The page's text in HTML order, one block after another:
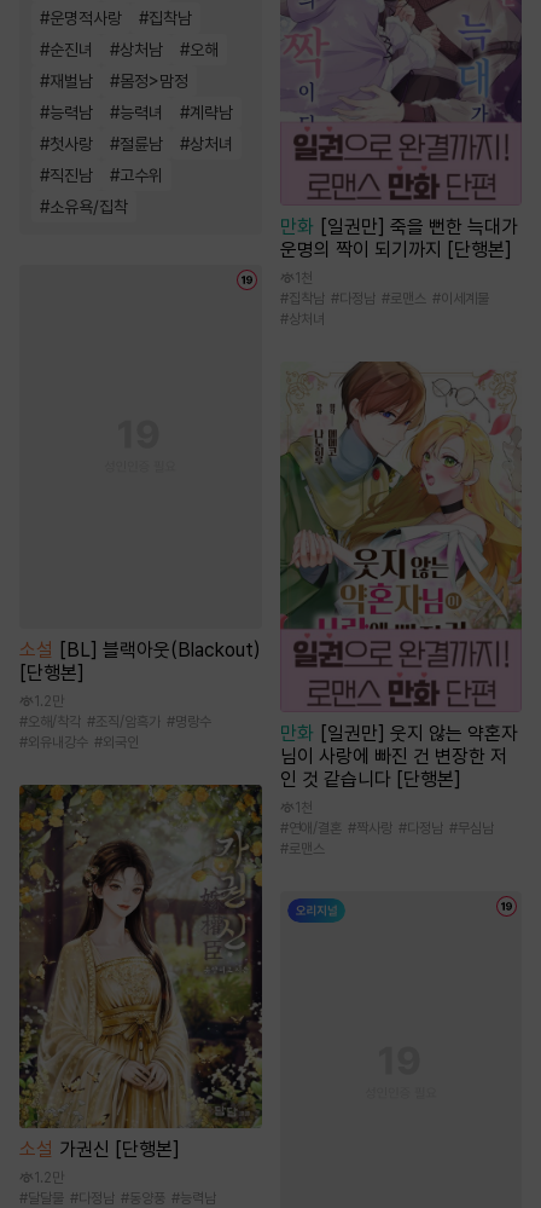
#운명적사랑 #집착남
#순진녀 #상처남 #오해
#재벌남 #몸정>맘정
#능력남 #능력녀 #계략남
#첫사랑 #절륜남 #상처녀
#직진남 #고수위
#소유욕/집착
소설 [BL] 블랙아웃(Blackout)
[단행본]
1.2만
#오해/착각 #조직/암흑가 #명랑수
#외유내강수 #외국인
소설 가권신 [단행본]
1.2만
#달달물 #다정남 #동양풍 #능력남
만화 [일권만] 죽을 뻔한 늑대가
운명의 짝이 되기까지 [단행본]
1천
#집착남 #다정남 #로맨스 #이세계물
#상처녀
만화 [일권만] 웃지 않는 약혼자
님이 사랑에 빠진 건 변장한 저
인 것 같습니다 [단행본]
1천
#연애/결혼 #짝사랑 #다정남 #무심남
#로맨스